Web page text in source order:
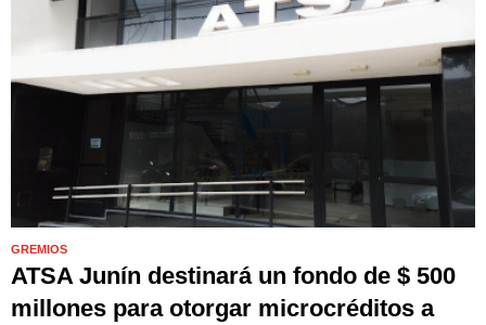
GREMIOS
ATSA Junín destinará un fondo de $ 500
millones para otorgar microcréditos a